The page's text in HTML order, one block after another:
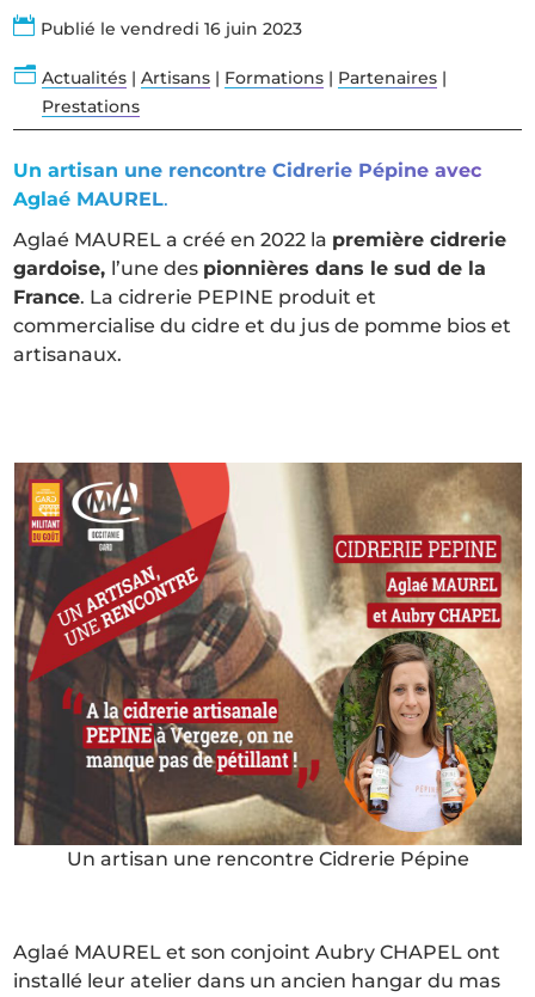
 Publié le vendredi 16 juin 2023
n Actualités| Artisans| Formations| Partenaires|
Prestations
Un artisan une rencontre Cidrerie Pépine avec
Aglaé MAUREL.
Aglaé MAUREL a créé en 2022 la première cidrerie
gardoise, l’une des pionnières dans le sud de la
France. La cidrerie PEPINE produit et
commercialise du cidre et du jus de pomme bios et
artisanaux.
Un artisan une rencontre Cidrerie Pépine
Aglaé MAUREL et son conjoint Aubry CHAPEL ont
installé leur atelier dans un ancien hangar du mas